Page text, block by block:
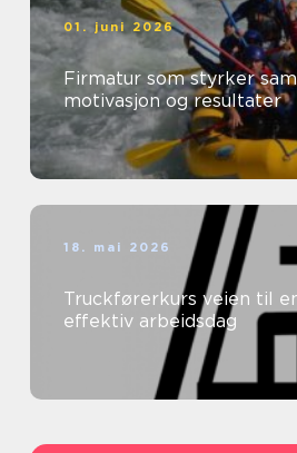
01. juni 2026
Firmatur som styrker
motivasjon og resultater
18. mai 2026
Truckførerkurs veien til en trygg og
effektiv arbeidsdag